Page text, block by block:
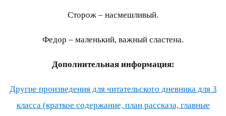
Сторож – насмешливый.
Федор – маленький, важный сластена.
Дополнительная информация:
Другие произведения для читательского дневника для 3
класса (краткое содержание, план рассказа, главные